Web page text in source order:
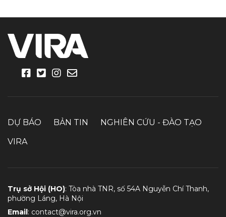
DỰ BÁO BẢN TIN
NGHIÊN CỨU - ĐÀO TẠO
VIRA
Trụ sở Hội (HO): Tòa nhà TNR, số 54A Nguyễn Chí Thanh,
phường Láng, Hà Nội
Email: contact@vira.org.vn